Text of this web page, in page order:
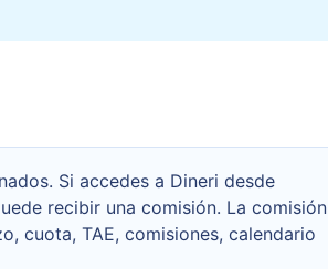
Si accedes a Dineri desde
recibir una comisión. La comisión
cuota, TAE, comisiones, calendario